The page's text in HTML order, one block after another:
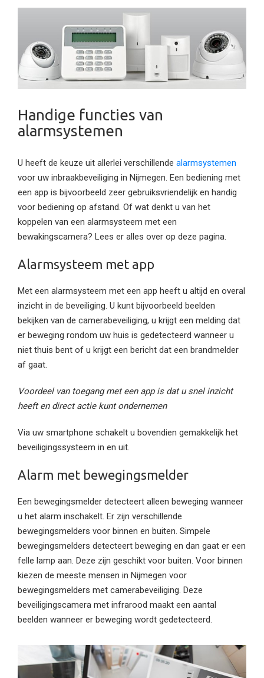
Handige functies van
alarmsystemen
U heeft de keuze uit allerlei verschillende alarmsystemen
voor uw inbraakbeveiliging in Nijmegen. Een bediening met
een app is bijvoorbeeld zeer gebruiksvriendelijk en handig
voor bediening op afstand. Of wat denkt u van het
koppelen van een alarmsysteem met een
bewakingscamera? Lees er alles over op deze pagina.
Alarmsysteem met app
Met een alarmsysteem met een app heeft u altijd en overal
inzicht in de beveiliging. U kunt bijvoorbeeld beelden
bekijken van de camerabeveiliging, u krijgt een melding dat
er beweging rondom uw huis is gedetecteerd wanneer u
niet thuis bent of u krijgt een bericht dat een brandmelder
af gaat.
Voordeel van toegang met een app is dat u snel inzicht
heeft en direct actie kunt ondernemen
Via uw smartphone schakelt u bovendien gemakkelijk het
beveiligingssysteem in en uit.
Alarm met bewegingsmelder
Een bewegingsmelder detecteert alleen beweging wanneer
u het alarm inschakelt. Er zijn verschillende
bewegingsmelders voor binnen en buiten. Simpele
bewegingsmelders detecteert beweging en dan gaat er een
felle lamp aan. Deze zijn geschikt voor buiten. Voor binnen
kiezen de meeste mensen in Nijmegen voor
bewegingsmelders met camerabeveiliging. Deze
beveiligingscamera met infrarood maakt een aantal
beelden wanneer er beweging wordt gedetecteerd.